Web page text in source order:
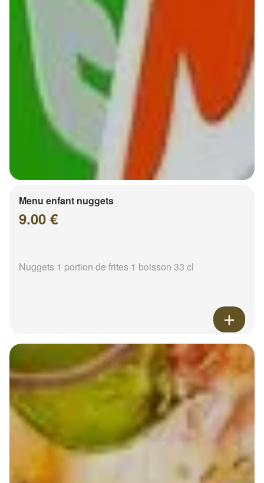
Menu enfant nuggets
9.00 €
Nuggets 1 portion de frites 1 boisson 33 cl